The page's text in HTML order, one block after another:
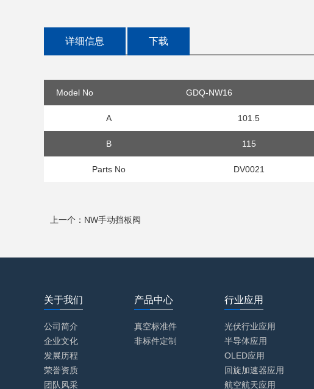
详细信息 下载
Model No GDQ-NW16
A 101.5
B 115
Parts No DV0021
上一个：NW手动挡板阀
关于我们
公司简介
企业文化
发展历程
荣誉资质
团队风采
产品中心
真空标准件
非标件定制
行业应用
光伏行业应用
半导体应用
OLED应用
回旋加速器应用
航空航天应用